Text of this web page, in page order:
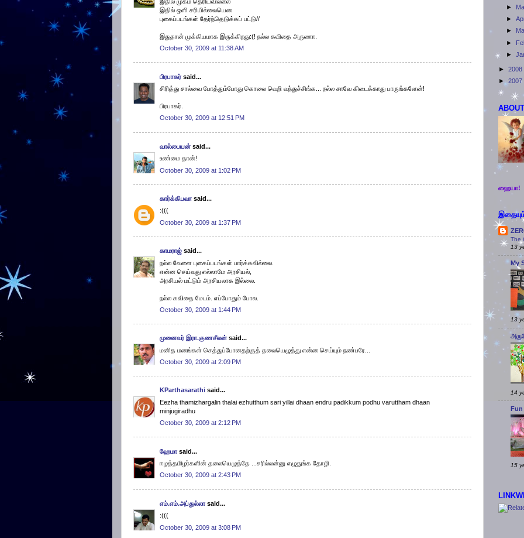
இதில் ஒளி சரியில்லையென
புகைப்படங்கள் தேர்ந்தெடுக்கப் பட்டு//
இதுதான் முக்கியமாக இருக்கிறது:(! நல்ல கவிதை அருணா.
October 30, 2009 at 11:38 AM
பிரபாகர் said...
சிரித்து சால்வை போத்தும்போது கொலை வெறி வந்துச்சிங்க... நல்ல சாவே கிடைக்காது பாருங்களேன்!
பிரபாகர்.
October 30, 2009 at 12:51 PM
வால்பையன் said...
உண்மை தான்!
October 30, 2009 at 1:02 PM
கார்க்கிபவா said...
:(((
October 30, 2009 at 1:37 PM
காமராஜ் said...
நல்ல வேளை புகைப்படங்கள் பார்க்கவில்லை.
என்ன செய்வது எல்லாமே அரசியல்,
அரசியல் மட்டும் அரசியலாக இல்லை.
நல்ல கவிதை மேடம். எப்போதும் போல.
October 30, 2009 at 1:44 PM
முனைவர் இரா.குணசீலன் said...
மனித மனங்கள் செத்துப்போனதற்குத் தலையெழுத்து என்ன செய்யும் நண்பரே...
October 30, 2009 at 2:09 PM
KParthasarathi said...
Eezha thamizhargalin thalai ezhutthum sari yillai dhaan endru padikkum podhu varuttham dhaan
minjugiradhu
October 30, 2009 at 2:12 PM
ஹேமா said...
ஈழத்தமிழர்களின் தலையெழுத்தே ...சரில்லன்னு எழுதுங்க தோழி.
October 30, 2009 at 2:43 PM
எம்.எம்.அப்துல்லா said...
:(((
October 30, 2009 at 3:08 PM
►
►
►
►
►
► 2008
► 2007
ஹையா!
The
13
My
13
14
Fun
15